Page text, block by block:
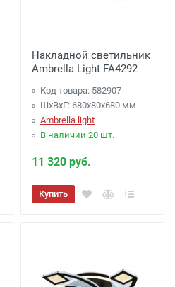
Накладной светильник
Ambrella Light FA4292
Код товара: 582907
ШхВхГ: 680x80x680 мм
Ambrella light
В наличии 20 шт.
11 320 руб.
Купить